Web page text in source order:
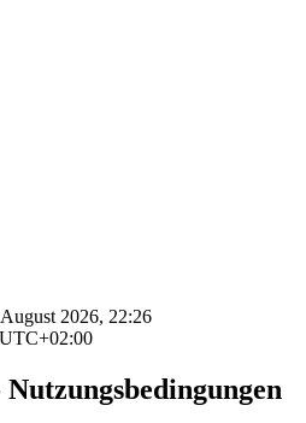
2026, 22:26
UTC+02:00